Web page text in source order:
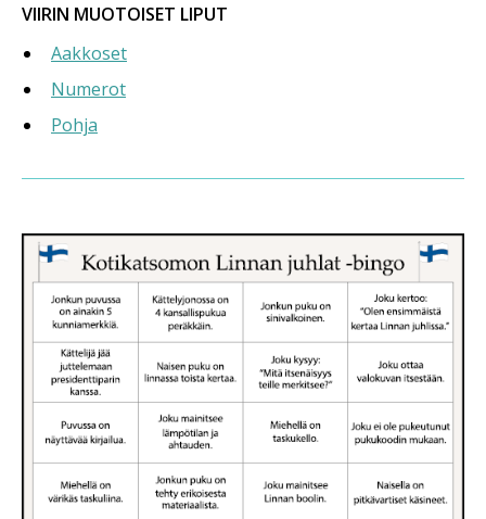
VIIRIN MUOTOISET LIPUT
Aakkoset
Numerot
Pohja